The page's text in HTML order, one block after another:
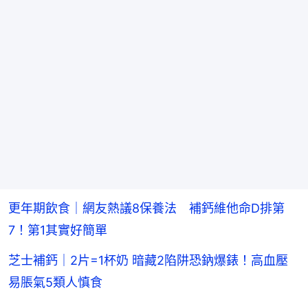
更年期飲食｜網友熱議8保養法 補鈣維他命D排第
7！第1其實好簡單
芝士補鈣｜2片=1杯奶 暗藏2陷阱恐鈉爆錶！高血壓
易脹氣5類人慎食